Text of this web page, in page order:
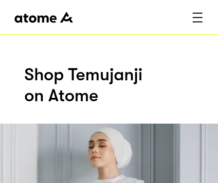
Shop Temujanji
on Atome